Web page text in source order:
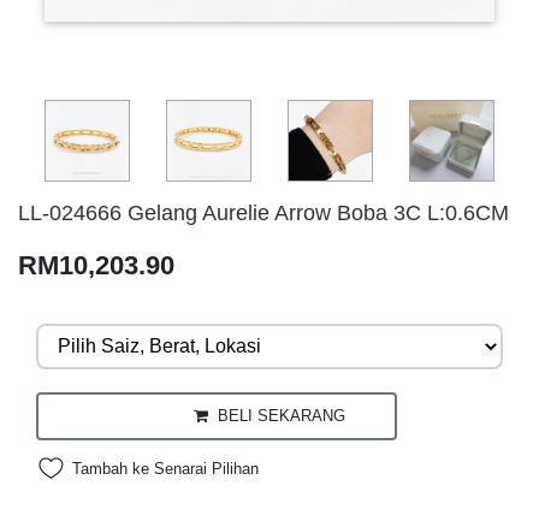
LL-024666 Gelang Aurelie Arrow Boba 3C L:0.6CM
RM10,203.90
BELI SEKARANG
Tambah ke Senarai Pilihan